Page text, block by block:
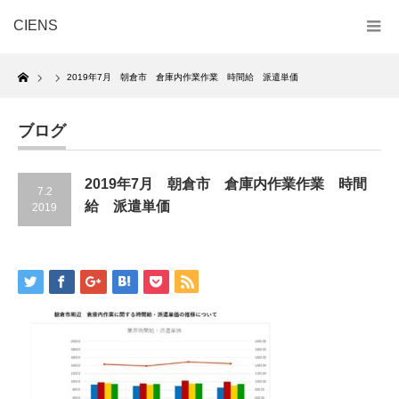
CIENS
Home
2019年7月 朝倉市 倉庫内作業作業 時間給 派遣単価
ブログ
7.2
2019
2019年7月 朝倉市 倉庫内作業作業 時間
給 派遣単価